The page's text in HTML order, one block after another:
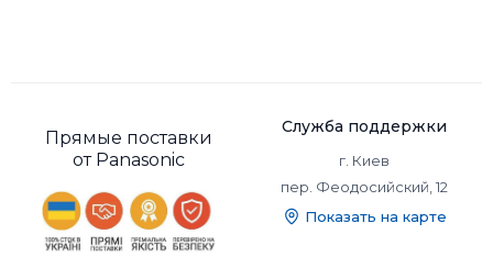
Прямые поставки
от Panasonic
Служба поддержки
г. Киев
пер. Феодосийский, 12
Показать на карте